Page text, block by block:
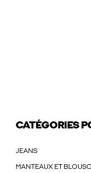
CATÉGORIES
JEANS
MANTEAUX ET